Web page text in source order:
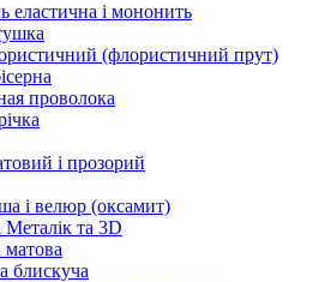
еластична і мононить
(флористичний прут)
проволока
і прозорий
і велюр (оксамит)
Металік та 3D
матова
блискуча